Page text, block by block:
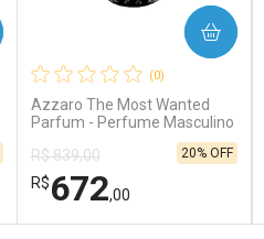
Comprar sem Desconto
Por R$ 389,90/cada
Comprar sem Desconto
Por R$ 389,90/cada
(0)
Azzaro The Most Wanted
Parfum - Perfume Masculino
R$ 839,00
R$672,00
20% OFF
COMPRAR